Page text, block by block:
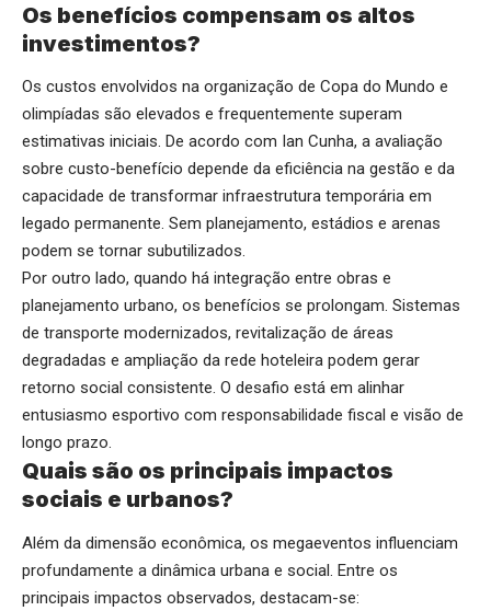
Os benefícios compensam os altos
investimentos?
Os custos envolvidos na organização de Copa do Mundo e
olimpíadas são elevados e frequentemente superam
estimativas iniciais. De acordo com Ian Cunha, a avaliação
sobre custo-benefício depende da eficiência na gestão e da
capacidade de transformar infraestrutura temporária em
legado permanente. Sem planejamento, estádios e arenas
podem se tornar subutilizados.
Por outro lado, quando há integração entre obras e
planejamento urbano, os benefícios se prolongam. Sistemas
de transporte modernizados, revitalização de áreas
degradadas e ampliação da rede hoteleira podem gerar
retorno social consistente. O desafio está em alinhar
entusiasmo esportivo com responsabilidade fiscal e visão de
longo prazo.
Quais são os principais impactos
sociais e urbanos?
Além da dimensão econômica, os megaeventos influenciam
profundamente a dinâmica urbana e social. Entre os
principais impactos observados, destacam-se: